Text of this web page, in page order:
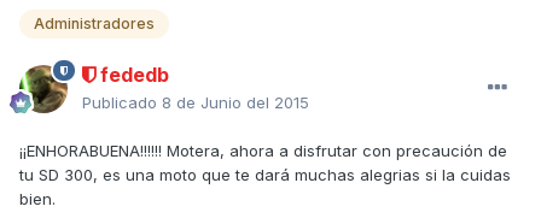
Administradores
fededb
Publicado 8 de Junio del 2015
¡¡ENHORABUENA!!!!!! Motera, ahora a disfrutar con precaución de
tu SD 300, es una moto que te dará muchas alegrias si la cuidas
bien.